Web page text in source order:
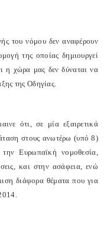
του νόμου δεν αναφέρουν
της οποίας δημιουργεί
η χώρα μας δεν δύναται να
της Οδηγίας.
ότι, σε μία εξαιρετικά
στους ανωτέρω (υπό 8)
την Ευρωπαϊκή νομοθεσία,
και στην ασάφεια, ενώ
διάφορα θέματα που για